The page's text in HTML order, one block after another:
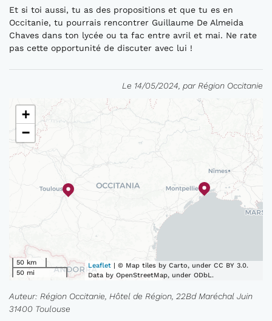
Et si toi aussi, tu as des propositions et que tu es en
Occitanie, tu pourrais rencontrer Guillaume De Almeida
Chaves dans ton lycée ou ta fac entre avril et mai. Ne rate
pas cette opportunité de discuter avec lui !
Le 14/05/2024, par Région Occitanie
+
−
50 km
50 mi
Leaflet | © Map tiles by Carto, under CC BY 3.0.
Data by OpenStreetMap, under ODbL.
Auteur: Région Occitanie, Hôtel de Région, 22Bd Maréchal Juin
31400 Toulouse